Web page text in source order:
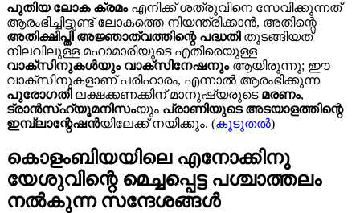
പുതിയ ലോക ക്രമംഎനിക്ക് ശത്രുവിനെ സേവിക്കുന്നത്
ആരംഭിച്ചിട്ടുണ്ട് ലോകത്തെ നിയന്ത്രിക്കാൻ, അതിന്റെ
അതിക്ഷിപ്തി അജ്ഞാത്വത്തിന്റെ പദ്ധതിതുടങ്ങിയത്
നിലവിലുള്ള മഹാമാരിയുടെ എതിരെയുള്ള
വാക്സിനുകൾയും വാക്സിനേഷനുംആയിരുന്നു; ഈ
വാക്സിനുകളാണ് പരിഹാരം, എന്നാൽ ആരംഭിക്കുന്ന
പുരോഗതിലക്ഷക്കണക്കിന് മാനുഷ്യരുടെ മരണം,
ട്രാൻസ്ഹ്യൂമനിസംയും പ്രാണിയുടെ അടയാളത്തിന്റെ
ഇമ്പ്ലാന്റേഷൻയിലേക്ക് നയിക്കും. (കൂടുതൽ)
കൊളംബിയയിലെ എനോക്കിനു
യേശുവിന്റെ മെച്ചപ്പെട്ട പശ്ചാത്തലം
നൽകുന്ന സന്ദേശങ്ങള്‍